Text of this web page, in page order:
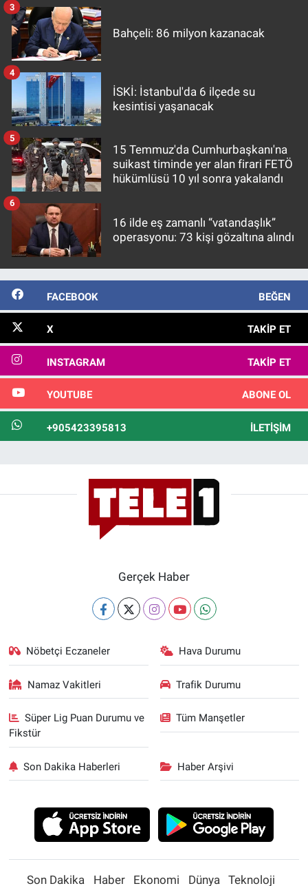
Bahçeli: 86 milyon kazanacak
3
İSKİ: İstanbul'da 6 ilçede su
kesintisi yaşanacak
4
15 Temmuz'da Cumhurbaşkanı'na
suikast timinde yer alan firari FETÖ
hükümlüsü 10 yıl sonra yakalandı
5
16 ilde eş zamanlı “vatandaşlık”
operasyonu: 73 kişi gözaltına alındı
6
FACEBOOK BEĞEN
X TAKIP ET
INSTAGRAM TAKIP ET
YOUTUBE ABONE OL
+905423395813 İLETIŞIM
Gerçek Haber
Nöbetçi Eczaneler Hava Durumu
Namaz Vakitleri Trafik Durumu
Süper Lig Puan Durumu ve
Fikstür
Tüm Manşetler
Son Dakika Haberleri Haber Arşivi
Son Dakika Haber Ekonomi Dünya Teknoloji